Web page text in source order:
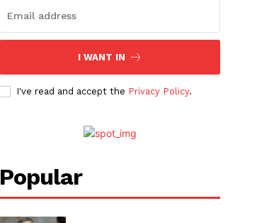
I WANT IN
I've read and accept the Privacy Policy.
Popular